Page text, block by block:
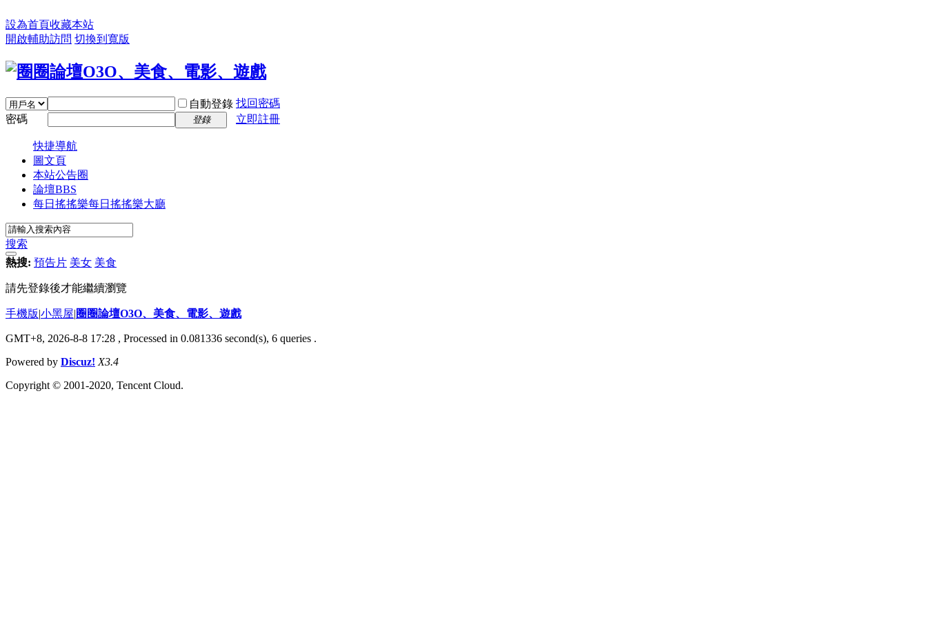
設為首頁收藏本站
開啟輔助訪問 切換到寬版
自動登錄 找回密碼
密碼
登錄 立即註冊
快捷導航
圖文頁
本站公告圈
論壇BBS
每日搖搖樂每日搖搖樂大廳
搜索
熱搜: 預告片 美女 美食
請先登錄後才能繼續瀏覽
手機版|小黑屋|圈圈論壇O3O、美食、電影、遊戲
GMT+8, 2026-8-8 17:28 , Processed in 0.081336 second(s), 6 queries .
Powered by Discuz! X3.4
Copyright © 2001-2020, Tencent Cloud.